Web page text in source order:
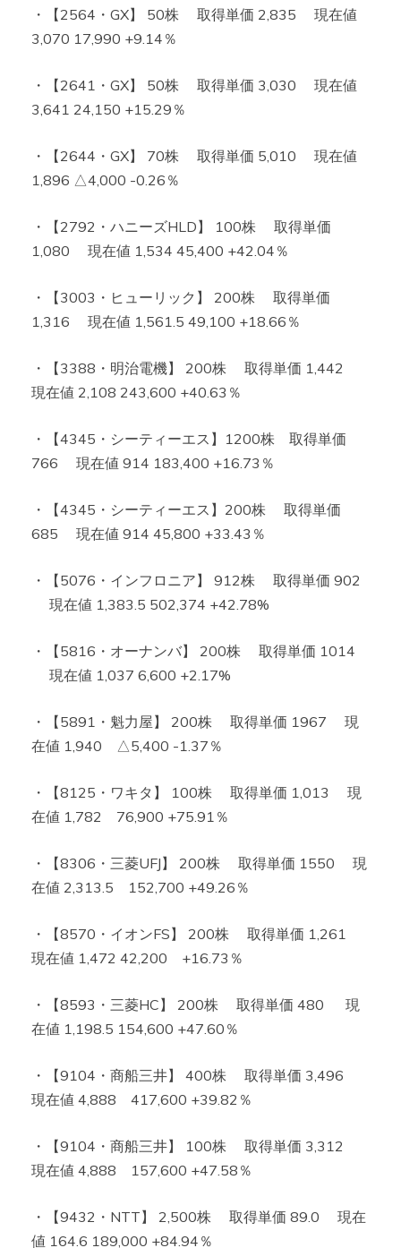
・【2564・GX】 50株 取得単価 2,835 現在値
3,070 17,990 +9.14％
・【2641・GX】 50株 取得単価 3,030 現在値
3,641 24,150 +15.29％
・【2644・GX】 70株 取得単価 5,010 現在値
1,896 △4,000 -0.26％
・【2792・ハニーズHLD】 100株 取得単価
1,080 現在値 1,534 45,400 +42.04％
・【3003・ヒューリック】 200株 取得単価
1,316 現在値 1,561.5 49,100 +18.66％
・【3388・明治電機】 200株 取得単価 1,442
現在値 2,108 243,600 +40.63％
・【4345・シーティーエス】1200株 取得単価
766 現在値 914 183,400 +16.73％
・【4345・シーティーエス】200株 取得単価
685 現在値 914 45,800 +33.43％
・【5076・インフロニア】 912株 取得単価 902
現在値 1,383.5 502,374 +42.78%
・【5816・オーナンバ】 200株 取得単価 1014
現在値 1,037 6,600 +2.17%
・【5891・魁力屋】 200株 取得単価 1967 現
在値 1,940 △5,400 -1.37％
・【8125・ワキタ】 100株 取得単価 1,013 現
在値 1,782 76,900 +75.91％
・【8306・三菱UFJ】 200株 取得単価 1550 現
在値 2,313.5 152,700 +49.26％
・【8570・イオンFS】 200株 取得単価 1,261
現在値 1,472 42,200 +16.73％
・【8593・三菱HC】 200株 取得単価 480 現
在値 1,198.5 154,600 +47.60％
・【9104・商船三井】 400株 取得単価 3,496
現在値 4,888 417,600 +39.82％
・【9104・商船三井】 100株 取得単価 3,312
現在値 4,888 157,600 +47.58％
・【9432・NTT】 2,500株 取得単価 89.0 現在
値 164.6 189,000 +84.94％